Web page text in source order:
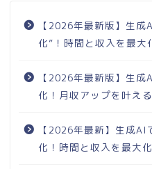
【2026年最新版】生
化”！時間と収入を最大
【2026年最新版】生
化！月収アップを叶え
【2026年最新】生成
化！時間と収入を最大